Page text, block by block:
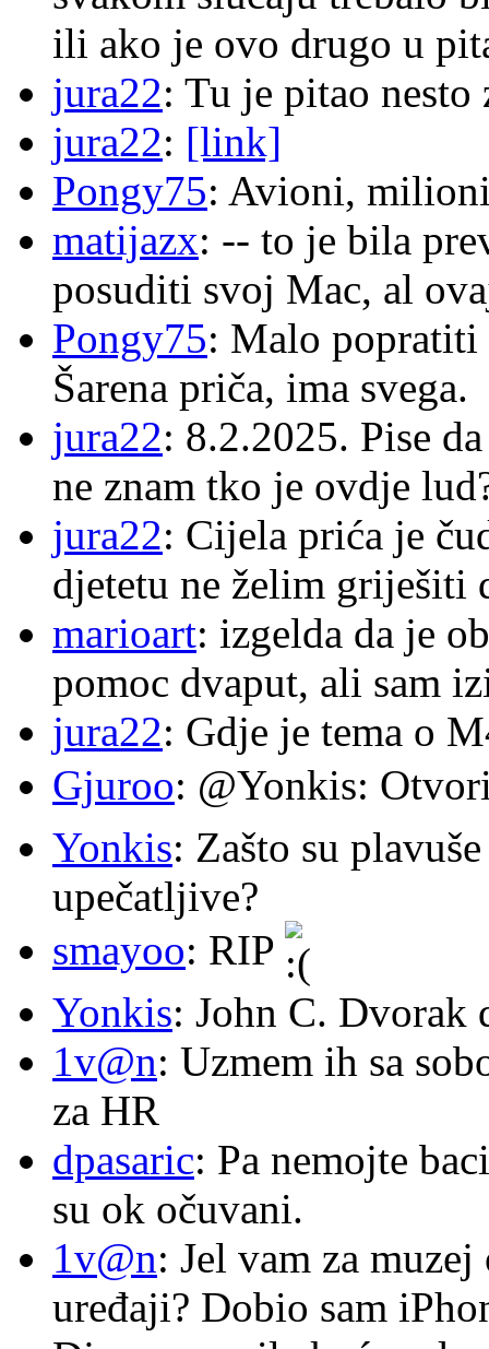
ili ako je ovo drugo u
jura22: Tu je pitao
jura22: [link]
Pongy75: Avioni,
matijazx: -- to je bila
posuditi svoj Mac, al
Pongy75: Malo popratiti
Šarena priča, ima svega.
jura22: 8.2.2025. Pise
ne znam tko je ovdje
jura22: Cijela prića je
djetetu ne želim griješiti
marioart: izgelda da je
pomoc dvaput, ali sam
jura22: Gdje je tema o
Gjuroo: @Yonkis:
Yonkis: Zašto su
upečatljive?
smayoo: RIP
Yonkis: John C. Dvorak
1v@n: Uzmem ih sa
za HR
dpasaric: Pa nemojte
su ok očuvani.
1v@n: Jel vam za
uređaji? Dobio sam